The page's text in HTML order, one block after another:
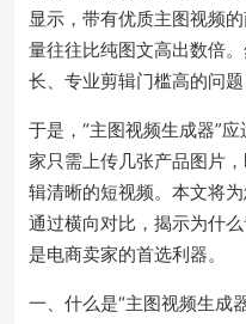
显示，带有优质主图视频
量往往比纯图文高出数倍
长、专业剪辑门槛高的问
于是，“主图视频生成器”
家只需上传几张产品图片
辑清晰的短视频。本文将
通过横向对比，揭示为什
是电商卖家的首选利器。
一、什么是“主图视频生成